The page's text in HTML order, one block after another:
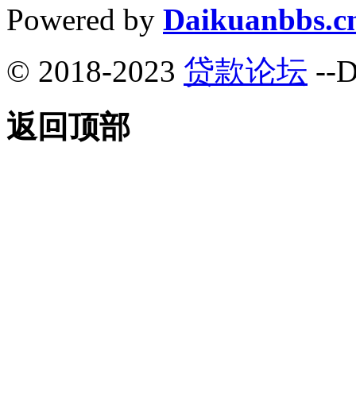
Powered by
© 2018-2023 贷款论坛 --
返回顶部